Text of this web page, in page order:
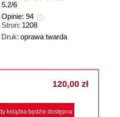
5.2/6
Opinie: 94
Stron: 1208
Druk: oprawa twarda
120,00 zł
książka będzie dostępna